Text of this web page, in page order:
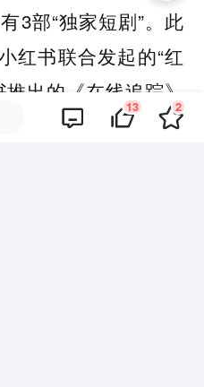
3部“独家短剧”。此
红书联合发起的“红
出的《在线追踪》
得行业关注，文娱价
13 2